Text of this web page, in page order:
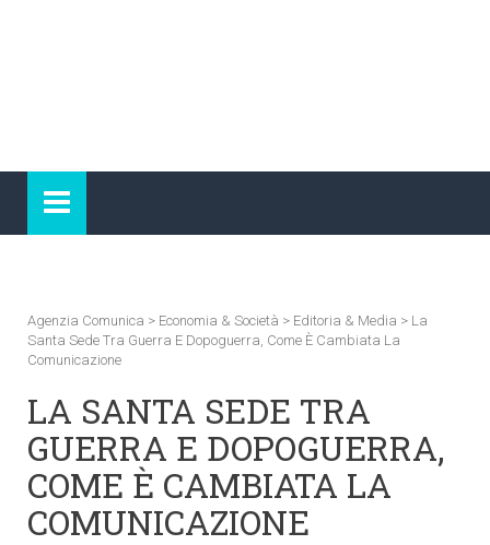
Agenzia Comunica > Economia & Società > Editoria & Media > La
Santa Sede Tra Guerra E Dopoguerra, Come È Cambiata La
Comunicazione
LA SANTA SEDE TRA
GUERRA E DOPOGUERRA,
COME È CAMBIATA LA
COMUNICAZIONE